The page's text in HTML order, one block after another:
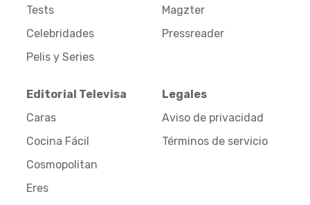
Tests
Celebridades
Pelis y Series
Magzter
Pressreader
Editorial Televisa
Caras
Cocina Fácil
Cosmopolitan
Eres
Legales
Aviso de privacidad
Términos de servicio